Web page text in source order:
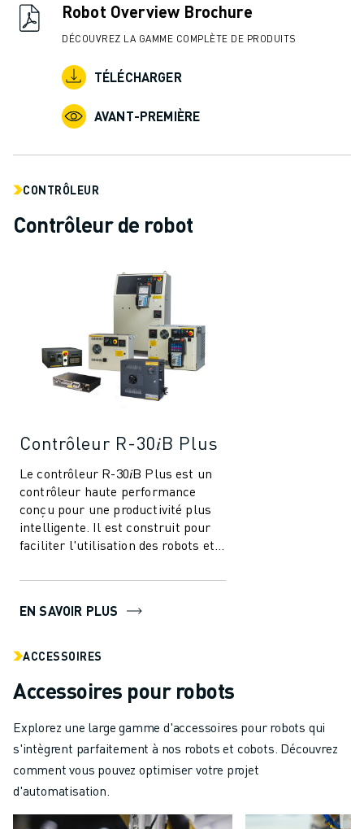
Robot Overview Brochure
DÉCOUVREZ LA GAMME COMPLÈTE DE PRODUITS
TÉLÉCHARGER
AVANT-PREMIÈRE
CONTRÔLEUR
Contrôleur de robot
Contrôleur R-30𝑖B Plus
Le contrôleur R-30𝑖B Plus est un
contrôleur haute performance
conçu pour une productivité plus
intelligente. Il est construit pour
faciliter l'utilisation des robots et
EN SAVOIR PLUS
ACCESSOIRES
Accessoires pour robots
Explorez une large gamme d'accessoires pour robots qui
s'intègrent parfaitement à nos robots et cobots. Découvrez
comment vous pouvez optimiser votre projet
d'automatisation.